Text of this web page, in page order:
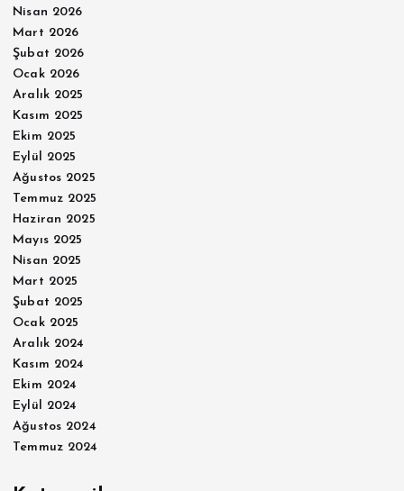
Nisan 2026
Mart 2026
Şubat 2026
Ocak 2026
Aralık 2025
Kasım 2025
Ekim 2025
Eylül 2025
Ağustos 2025
Temmuz 2025
Haziran 2025
Mayıs 2025
Nisan 2025
Mart 2025
Şubat 2025
Ocak 2025
Aralık 2024
Kasım 2024
Ekim 2024
Eylül 2024
Ağustos 2024
Temmuz 2024